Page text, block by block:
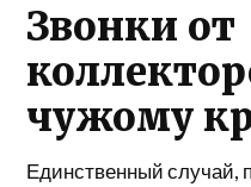
Звонки от
чужому
Единственный случай,